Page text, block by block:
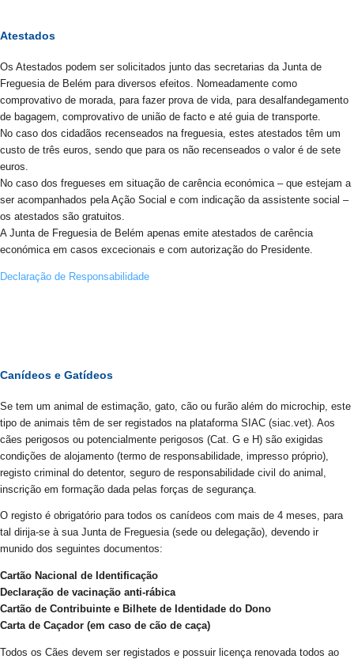
Atestados
Os Atestados podem ser solicitados junto das secretarias da Junta de
Freguesia de Belém para diversos efeitos. Nomeadamente como
comprovativo de morada, para fazer prova de vida, para desalfandegamento
de bagagem, comprovativo de união de facto e até guia de transporte.
No caso dos cidadãos recenseados na freguesia, estes atestados têm um
custo de três euros, sendo que para os não recenseados o valor é de sete
euros.
No caso dos fregueses em situação de carência económica – que estejam a
ser acompanhados pela Ação Social e com indicação da assistente social –
os atestados são gratuitos.
A Junta de Freguesia de Belém apenas emite atestados de carência
económica em casos excecionais e com autorização do Presidente.
Declaração de Responsabilidade
Canídeos e Gatídeos
Se tem um animal de estimação, gato, cão ou furão além do microchip, este
tipo de animais têm de ser registados na plataforma SIAC (siac.vet). Aos
cães perigosos ou potencialmente perigosos (Cat. G e H) são exigidas
condições de alojamento (termo de responsabilidade, impresso próprio),
registo criminal do detentor, seguro de responsabilidade civil do animal,
inscrição em formação dada pelas forças de segurança.
O registo é obrigatório para todos os canídeos com mais de 4 meses, para
tal dirija-se à sua Junta de Freguesia (sede ou delegação), devendo ir
munido dos seguintes documentos:
Cartão Nacional de Identificação
Declaração de vacinação anti-rábica
Cartão de Contribuinte e Bilhete de Identidade do Dono
Carta de Caçador (em caso de cão de caça)
Todos os Cães devem ser registados e possuir licença renovada todos ao